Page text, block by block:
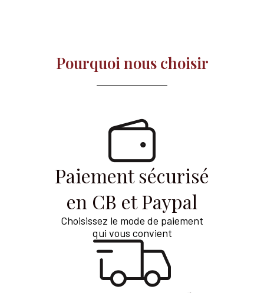
Pourquoi nous choisir​
Paiement sécurisé
en CB et Paypal
Choisissez le mode de paiement
qui vous convient